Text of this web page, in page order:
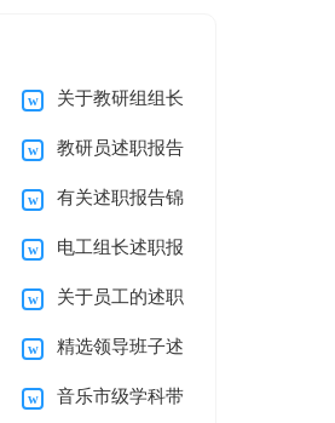
关于教研组组长
述职报告四篇
教研员述职报告
三篇有关述职报告锦
集七篇电工组长述职报
告 关于员工的述职
报告三篇精选领导班子述
职报告三篇
音乐市级学科带